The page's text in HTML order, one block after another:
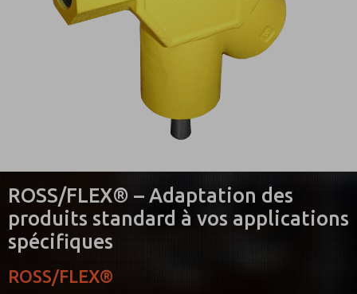
ROSS/FLEX® – Adaptation des
produits standard à vos applications
spécifiques
ROSS/FLEX®